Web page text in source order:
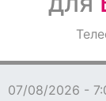
Оголошення